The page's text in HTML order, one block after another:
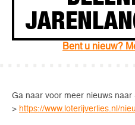
Bent u nieuw?
Ga naar voor meer nieuws naar
> https://www.loterijverlies.nl/